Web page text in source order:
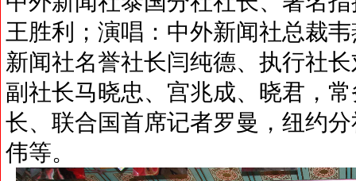
王胜利；演唱：中外新闻社总裁
新闻社名誉社长闫纯德、执行社
副社长马晓忠、宫兆成、晓君，
长、联合国首席记者罗曼，纽约
伟等。